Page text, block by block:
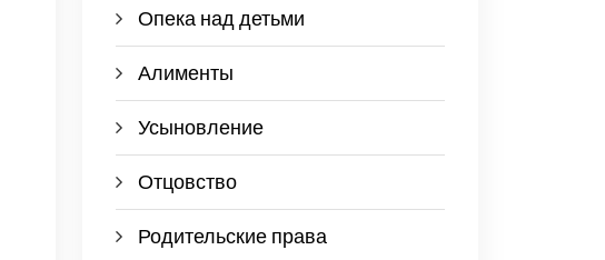
Опека над детьми
Алименты
Усыновление
Отцовство
Родительские права